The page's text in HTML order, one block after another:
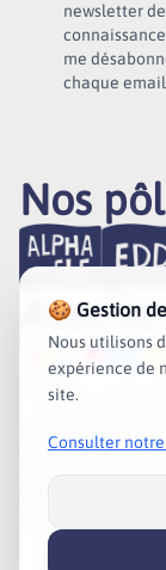
newsletter
me
chaque
Nos
Avec
POLITIQUE DES
CONDITIONS
🍪 Gestion
Nous utilisons
expérience de
site.
Consulter